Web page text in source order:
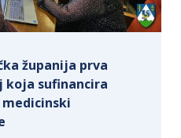
županija prva
koja sufinancira